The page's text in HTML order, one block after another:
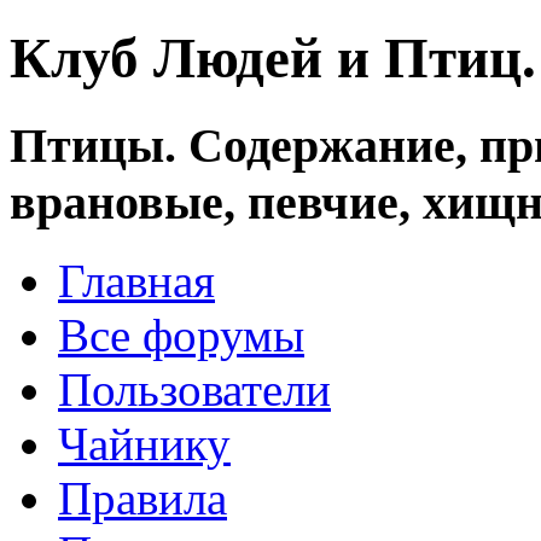
Клуб Людей и
Птицы. Содержание,
врановые, певчие,
Главная
Все форумы
Пользователи
Чайнику
Правила